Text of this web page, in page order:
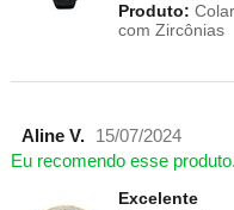
Produto:
com Zircônias
Aline V.
15/07/2024
Eu recomendo esse produto.
Excelente